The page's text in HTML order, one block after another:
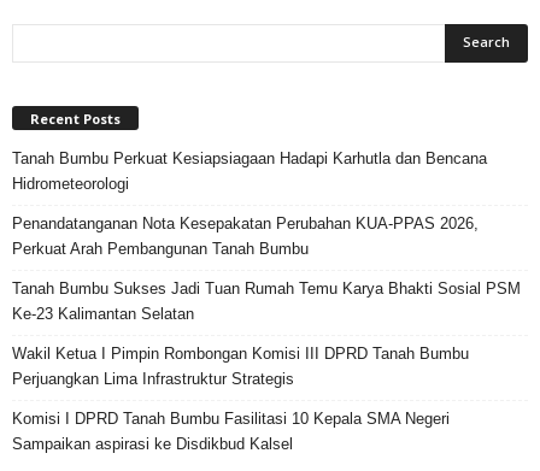
Recent Posts
Tanah Bumbu Perkuat Kesiapsiagaan Hadapi Karhutla dan Bencana
Hidrometeorologi
Penandatanganan Nota Kesepakatan Perubahan KUA-PPAS 2026,
Perkuat Arah Pembangunan Tanah Bumbu
Tanah Bumbu Sukses Jadi Tuan Rumah Temu Karya Bhakti Sosial PSM
Ke-23 Kalimantan Selatan
Wakil Ketua I Pimpin Rombongan Komisi III DPRD Tanah Bumbu
Perjuangkan Lima Infrastruktur Strategis
Komisi I DPRD Tanah Bumbu Fasilitasi 10 Kepala SMA Negeri
Sampaikan aspirasi ke Disdikbud Kalsel